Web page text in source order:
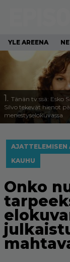
YLE AREENA
1. Tänän tv:ssä: Esko
Silvo tekevät hienot
menestyselokuvassa
AJATTELEMISEN
KAUHU
Onko